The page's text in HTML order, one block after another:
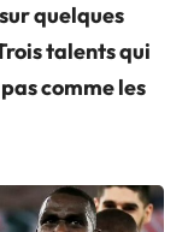
quelques
talents qui
comme les